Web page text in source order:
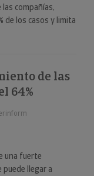
compañías,
de los casos y limita
de las
64%
una fuerte
puede llegar a